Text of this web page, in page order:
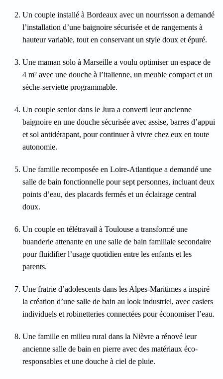
Un couple installé à Bordeaux avec un nourrisson a demandé
l’installation d’une baignoire sécurisée et de rangements à
hauteur variable, tout en conservant un style doux et épuré.
Une maman solo à Marseille a voulu optimiser un espace de
4 m² avec une douche à l’italienne, un meuble compact et un
sèche-serviette programmable.
Un couple senior dans le Jura a converti leur ancienne
baignoire en une douche sécurisée avec assise, barres d’appui
et sol antidérapant, pour continuer à vivre chez eux en toute
autonomie.
Une famille recomposée en Loire-Atlantique a demandé une
salle de bain fonctionnelle pour sept personnes, incluant deux
points d’eau, des placards fermés et un éclairage central
doux.
Un couple en télétravail à Toulouse a transformé une
buanderie attenante en une salle de bain familiale secondaire
pour fluidifier l’usage quotidien entre les enfants et les
parents.
Une fratrie d’adolescents dans les Alpes-Maritimes a inspiré
la création d’une salle de bain au look industriel, avec casiers
individuels et robinetteries connectées pour économiser l’eau.
Une famille en milieu rural dans la Nièvre a rénové leur
ancienne salle de bain en pierre avec des matériaux éco-
responsables et une douche à ciel de pluie.